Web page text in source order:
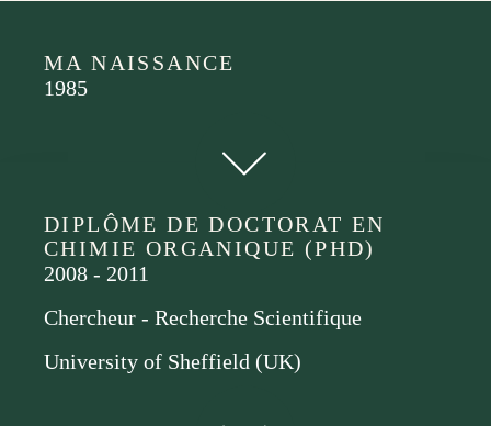
MA NAISSANCE
1985
DIPLÔME DE DOCTORAT EN
CHIMIE ORGANIQUE (PHD)
2008 - 2011
Chercheur - Recherche Scientifique
University of Sheffield (UK)